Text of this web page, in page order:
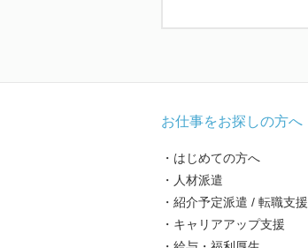
お仕事をお探しの方へ
・はじめての方へ
・人材派遣
・紹介予定派遣 / 転職支援
・キャリアアップ支援